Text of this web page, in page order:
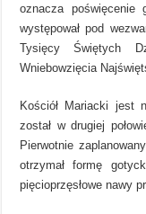
oznacza poświęcenie
występował pod
Tysięcy Świętych
Wniebowzięcia
Kościół Mariacki jest
został w drugiej
Pierwotnie
otrzymał formę
pięcioprzęsłowe nawy